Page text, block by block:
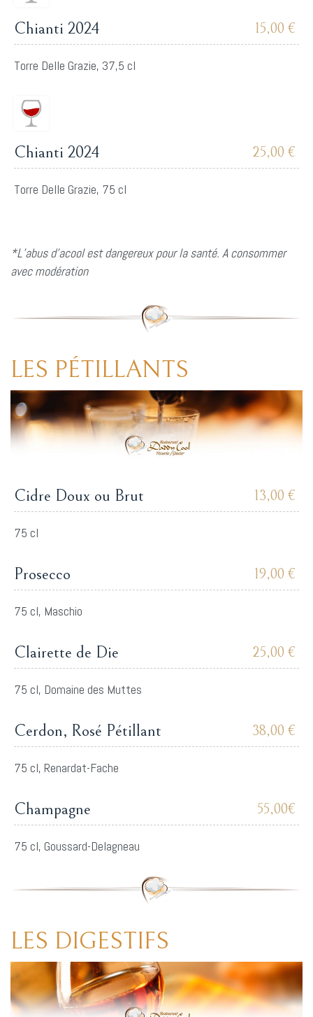
Chianti 2024 15,00 €
Torre Delle Grazie, 37,5 cl
Chianti 2024 25,00 €
Torre Delle Grazie, 75 cl
*L’abus d’acool est dangereux pour la santé. A consommer
avec modération
LES PÉTILLANTS
Cidre Doux ou Brut 13,00 €
75 cl
Prosecco 19,00 €
75 cl, Maschio
Clairette de Die 25,00 €
75 cl, Domaine des Muttes
Cerdon, Rosé Pétillant 38,00 €
75 cl, Renardat-Fache
Champagne 55,00€
75 cl, Goussard-Delagneau
LES DIGESTIFS